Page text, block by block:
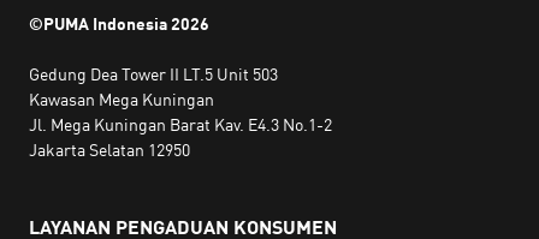
©PUMA Indonesia2026
Gedung Dea Tower II LT.5 Unit 503
Kawasan Mega Kuningan
Jl. Mega Kuningan Barat Kav. E4.3 No.1-2
Jakarta Selatan 12950
LAYANAN PENGADUAN KONSUMEN